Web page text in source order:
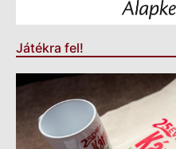
Játékra fel!